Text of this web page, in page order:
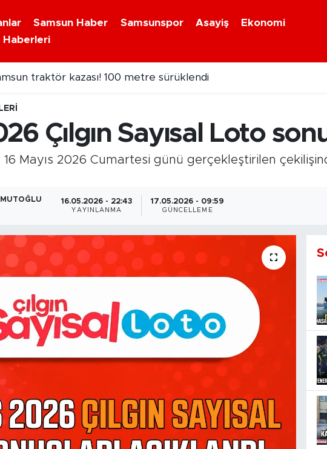
Samsun Haber Samsunspor Asayiş
Ekonomi
Haberleri
traktör kazası! 100 metre sürüklendi
Çılgın Sayısal Loto
16 Mayıs 2026 Cumartesi günü gerçekleştirilen
16.05.2026 - 22:43
YAYINLANMA
17.05.2026 - 09:59
GÜNCELLEME